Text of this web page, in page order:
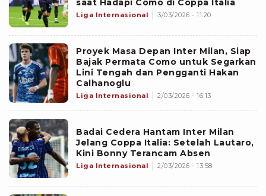
saat Hadapi Como di Coppa Italia
Liga Internasional 3/03/2026 - 11:20
Proyek Masa Depan Inter Milan, Siap
Bajak Permata Como untuk Segarkan
Lini Tengah dan Pengganti Hakan
Calhanoglu
Liga Internasional 2/03/2026 - 16:13
Badai Cedera Hantam Inter Milan
Jelang Coppa Italia: Setelah Lautaro,
Kini Bonny Terancam Absen
Liga Internasional 2/03/2026 - 13:58